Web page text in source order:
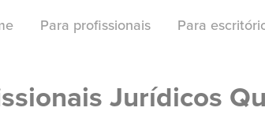
Para profissionais Para
Jurídicos